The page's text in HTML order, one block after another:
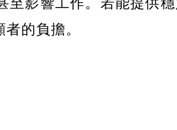
的負擔。